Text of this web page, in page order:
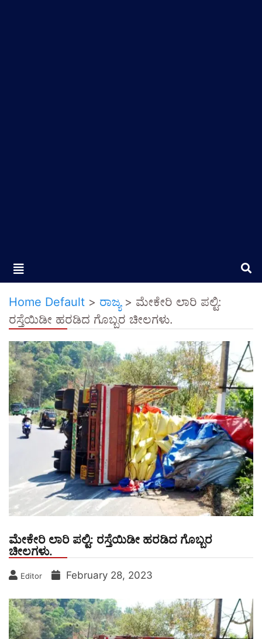
Home Default > ರಾಜ್ಯ> ಮೇಕೇರಿ ಲಾರಿ ಪಲ್ಟಿ:
ರಸ್ತೆಯಿಡೀ ಹರಡಿದ ಗೊಬ್ಬರ ಚೀಲಗಳು.
ಮೇಕೇರಿ ಲಾರಿ ಪಲ್ಟಿ: ರಸ್ತೆಯಿಡೀ ಹರಡಿದ ಗೊಬ್ಬರ
ಚೀಲಗಳು.
Editor February 28, 2023